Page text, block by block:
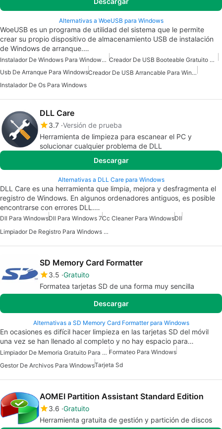
Alternativas a WoeUSB para Windows
WoeUSB es un programa de utilidad del sistema que le permite
crear su propio dispositivo de almacenamiento USB de instalación
de Windows de arranque.…
Instalador De Windows Para Windows 7
Creador De USB Booteable Gratuito Para Windows
Usb De Arranque Para Windows
Creador De USB Arrancable Para Windows
Instalador De Os Para Windows
DLL Care
3.7 Versión de prueba
Herramienta de limpieza para escanear el PC y
solucionar cualquier problema de DLL
Descargar
Alternativas a DLL Care para Windows
DLL Care es una herramienta que limpia, mejora y desfragmenta el
registro de Windows. En algunos ordenadores antiguos, es posible
encontrarse con errores DLL.…
Dll Para WindowsDll Para Windows 7Cc Cleaner Para WindowsDll
Limpiador De Registro Para Windows 10
SD Memory Card Formatter
3.5 Gratuito
Formatea tarjetas SD de una forma muy sencilla
Descargar
Alternativas a SD Memory Card Formatter para Windows
En ocasiones es difícil hacer limpieza en las tarjetas SD del móvil
una vez se han llenado al completo y no hay espacio para…
Limpiador De Memoria Gratuito Para Windows Formateo Para Windows
Gestor De Archivos Para WindowsTarjeta Sd
AOMEI Partition Assistant Standard Edition
3.6 Gratuito
Herramienta gratuita de gestión y partición de discos